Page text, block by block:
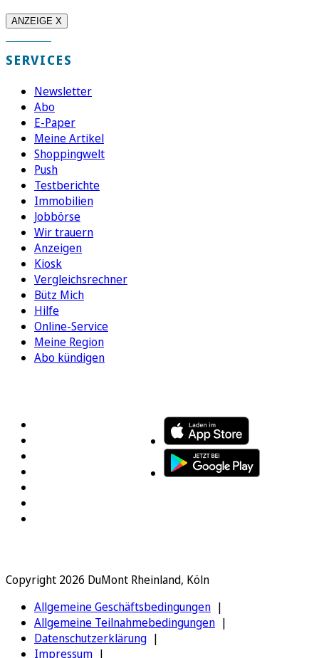
ANZEIGE X
SERVICES
Newsletter
Abo
E-Paper
Meine Artikel
Shoppingwelt
Push
Testberichte
Immobilien
Jobbörse
Wir trauern
Anzeigen
Kiosk
Vergleichsrechner
Bütz Mich
Hilfe
Online-Service
Meine Region
Abo kündigen
Copyright 2026 DuMont Rheinland, Köln
Allgemeine Geschäftsbedingungen
Allgemeine Teilnahmebedingungen
Datenschutzerklärung
Impressum